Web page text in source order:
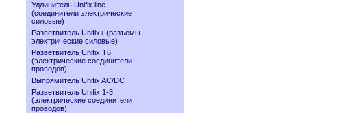
Удлинитель Unifix line
(соединители электрические
силовые)
Разветвитель Unifix+ (разъемы
электрические силовые)
Разветвитель Unifix T6
(электрические соединители
проводов)
Выпрямитель Unifix AC/DC
Разветвитель Unifix 1-3
(электрические соединители
проводов)